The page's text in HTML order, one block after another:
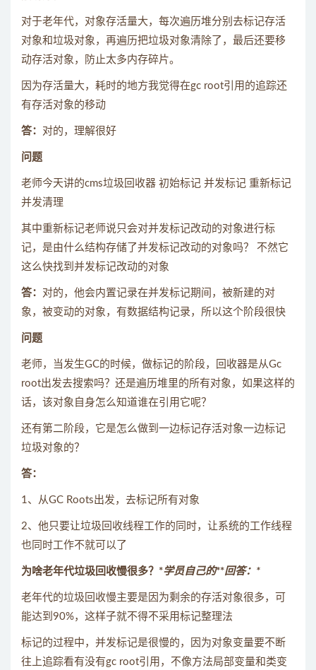
对于老年代，对象存活量大，每次遍历堆分别去标记存活
对象和垃圾对象，再遍历把垃圾对象清除了，最后还要移
动存活对象，防止太多内存碎片。
因为存活量大，耗时的地方我觉得在gc root引用的追踪还
有存活对象的移动
答： 对的，理解很好
问题
老师今天讲的cms垃圾回收器 初始标记 并发标记 重新标记
并发清理
其中重新标记老师说只会对并发标记改动的对象进行标
记，是由什么结构存储了并发标记改动的对象吗？ 不然它
这么快找到并发标记改动的对象
答： 对的，他会内置记录在并发标记期间，被新建的对
象，被变动的对象，有数据结构记录，所以这个阶段很快
问题
老师，当发生GC的时候，做标记的阶段，回收器是从Gc
root出发去搜索吗？还是遍历堆里的所有对象，如果这样的
话，该对象自身怎么知道谁在引用它呢？
还有第二阶段，它是怎么做到一边标记存活对象一边标记
垃圾对象的？
答：
1、从GC Roots出发，去标记所有对象
2、他只要让垃圾回收线程工作的同时，让系统的工作线程
也同时工作不就可以了
为啥老年代垃圾回收慢很多？*学员自己的**回答：*
老年代的垃圾回收慢主要是因为剩余的存活对象很多，可
能达到90%，这样子就不得不采用标记整理法
标记的过程中，并发标记是很慢的，因为对象变量要不断
往上追踪看有没有gc root引用，不像方法局部变量和类变